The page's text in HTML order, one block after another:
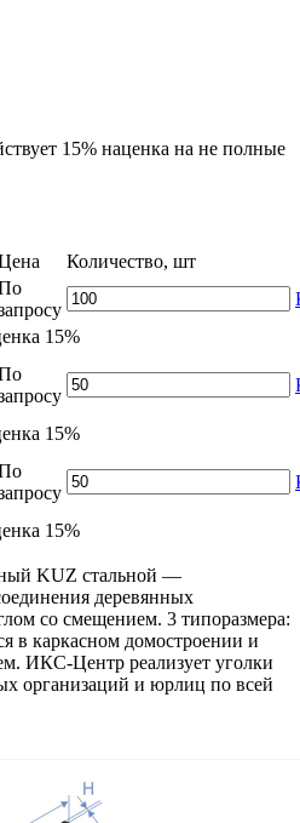
15% наценка на не полные
Количество, шт
15%
15%
15%
KUZ стальной —
деревянных
со смещением. 3 типоразмера:
в каркасном домостроении и
ИКС-Центр реализует уголки
организаций и юрлиц по всей